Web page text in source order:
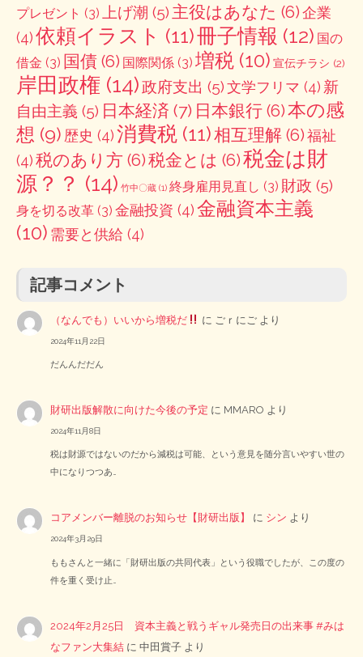
プレゼント (3) 上げ潮 (5) 主役はあなた (6)企業
(4)依頼イラスト (11)冊子情報 (12) 国の
借金 (3) 国債 (6) 国際関係 (3) 増税 (10) 宣伝チラシ (2)
岸田政権 (14)政府支出 (5)文学フリマ (4) 新
自由主義 (5) 日本経済 (7) 日本銀行 (6)本の感
想 (9) 歴史 (4)消費税 (11)相互理解 (6)福祉
(4)税のあり方 (6)税金とは (6)税金は財
源？？ (14) 竹中〇蔵 (1) 終身雇用見直し (3) 財政 (5)
身を切る改革 (3) 金融投資 (4)金融資本主義
(10) 需要と供給 (4)
記事コメント
（なんでも）いいから増税だ に ごｒにご より
2024年11月22日
だんんだだん
財研出版解散に向けた今後の予定 に MMARO より
2024年11月8日
税は財源ではないのだから減税は可能、という意見を随分言いやすい世の
中になりつつあ…
コアメンバー離脱のお知らせ【財研出版】 に シン より
2024年3月29日
ももさんと一緒に「財研出版の共同代表」という役職でしたが、この度の
件を重く受け止…
2024年2月25日 資本主義と戦うギャル発売日の出来事 #みは
なファン大集結 に中田賞子 より